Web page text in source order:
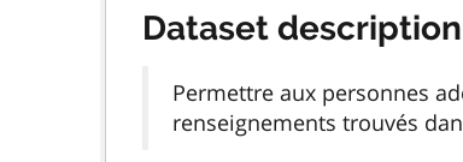
Dataset
Permettre aux personnes
renseignements trouvés